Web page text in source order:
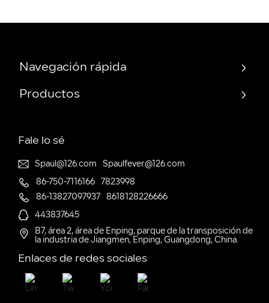
Navegación rápida
Productos
Fale lo sé
Spaul@126.com
Spaulfever@126.com
86-750-7116166
7823998
86-13827097937
8618128226666
443837645
B7, área 2, área de Enping, parque de la transposición de
la industria de Jiangmen, Enping, Guangdong, China.
Enlaces de redes sociales